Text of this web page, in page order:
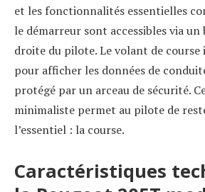
et les fonctionnalités essentielles
le démarreur sont accessibles via un
droite du pilote. Le volant de
pour afficher les données de
protégé par un arceau de sécurité.
minimaliste permet au pilote de
l’essentiel : la course.
Caractéristiques